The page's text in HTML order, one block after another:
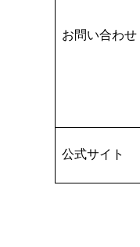
お問い合わせ
公式サイト